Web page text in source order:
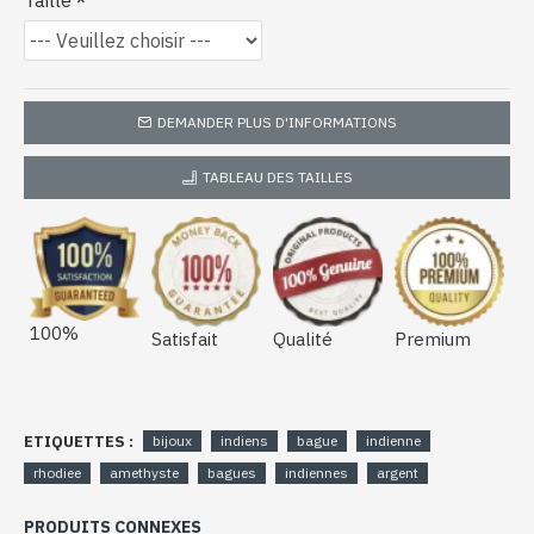
DEMANDER PLUS D'INFORMATIONS
TABLEAU DES TAILLES
100% Satisfait Qualité Premium
ETIQUETTES : bijoux indiens bague
indienne
rhodiee
amethyste bagues indiennes argent
PRODUITS CONNEXES